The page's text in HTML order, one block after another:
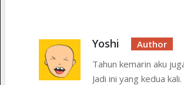
Yoshi
Tahun kemarin aku
Jadi ini yang kedua kali.